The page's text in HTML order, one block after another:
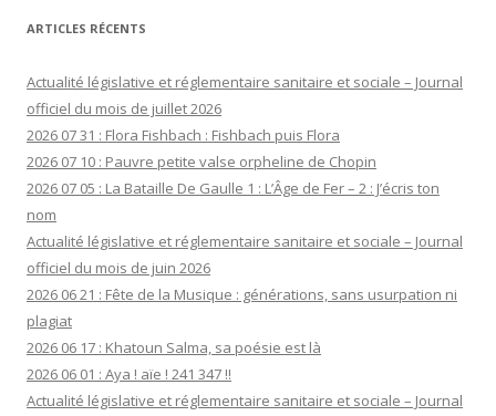
ARTICLES RÉCENTS
Actualité législative et réglementaire sanitaire et sociale – Journal
officiel du mois de juillet 2026
2026 07 31 : Flora Fishbach : Fishbach puis Flora
2026 07 10 : Pauvre petite valse orpheline de Chopin
2026 07 05 : La Bataille De Gaulle 1 : L’Âge de Fer – 2 : J’écris ton
nom
Actualité législative et réglementaire sanitaire et sociale – Journal
officiel du mois de juin 2026
2026 06 21 : Fête de la Musique : générations, sans usurpation ni
plagiat
2026 06 17 : Khatoun Salma, sa poésie est là
2026 06 01 : Aya ! aïe ! 241 347 !!
Actualité législative et réglementaire sanitaire et sociale – Journal